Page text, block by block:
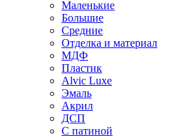
Маленькие
Большие
Средние
Отделка и материал
МДФ
Пластик
Alvic Luxe
Эмаль
Акрил
ДСП
С патиной